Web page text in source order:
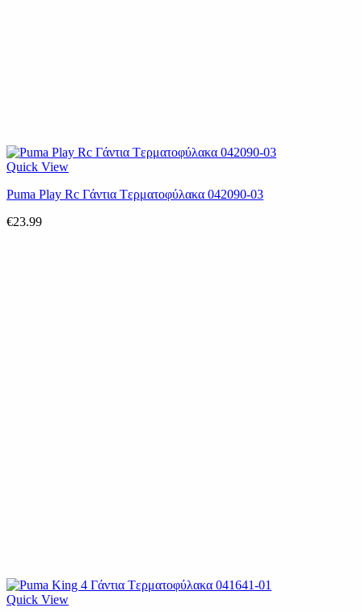
Quick View
Puma Play Rc Γάντια Tερματοφύλακα 042090-03
€23.99
Quick View